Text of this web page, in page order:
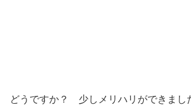
どうですか？ 少しメリハリができまし